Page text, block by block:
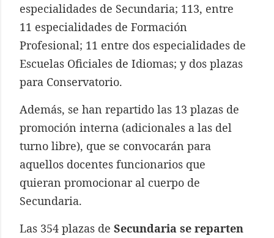
especialidades de Secundaria; 113, entre
11 especialidades de Formación
Profesional; 11 entre dos especialidades de
Escuelas Oficiales de Idiomas; y dos plazas
para Conservatorio.
Además, se han repartido las 13 plazas de
promoción interna (adicionales a las del
turno libre), que se convocarán para
aquellos docentes funcionarios que
quieran promocionar al cuerpo de
Secundaria.
Las 354 plazas de Secundaria se reparten